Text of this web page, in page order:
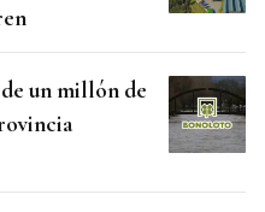
un millón de